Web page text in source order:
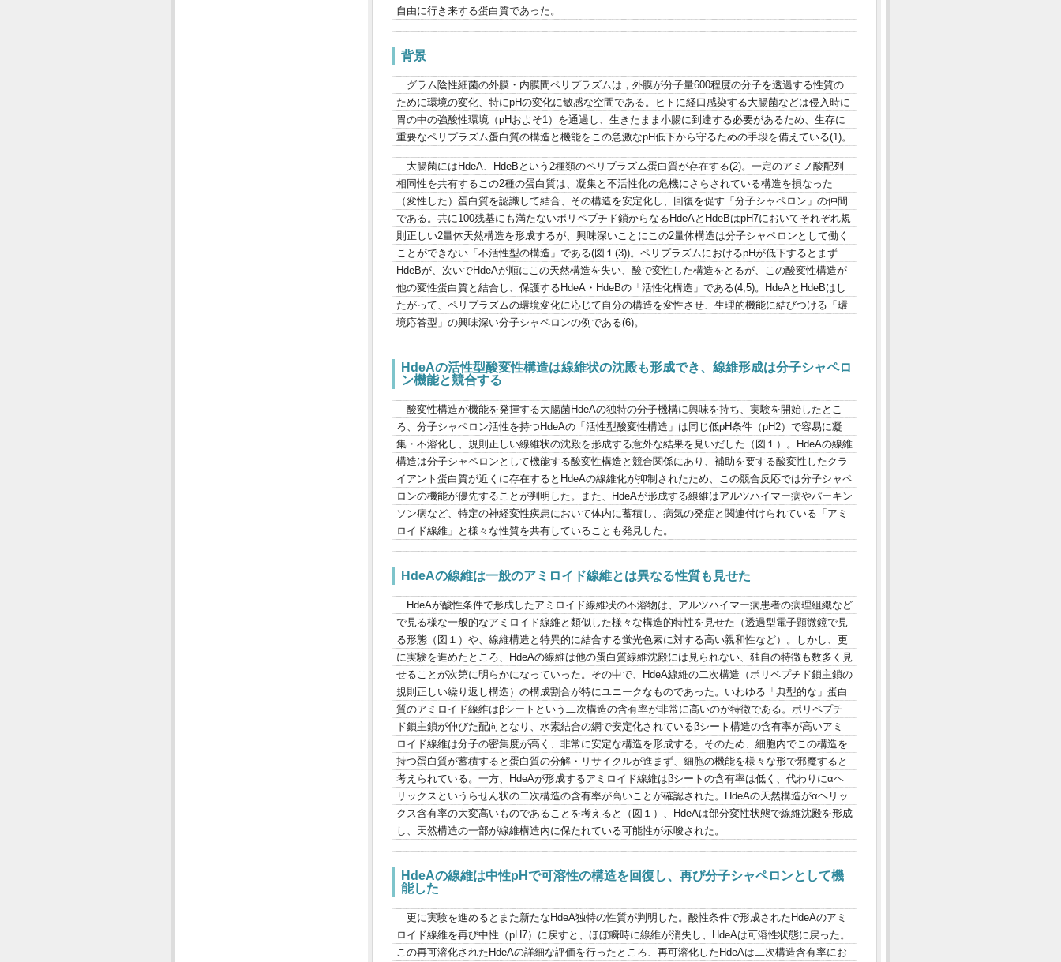
自由に行き来する蛋白質であった。
背景
グラム陰性細菌の外膜・内膜間ペリプラズムは，外膜が分子量600程度の分子を透過する性質の
ために環境の変化、特にpHの変化に敏感な空間である。ヒトに経口感染する大腸菌などは侵入時に
胃の中の強酸性環境（pHおよそ1）を通過し、生きたまま小腸に到達する必要があるため、生存に
重要なペリプラズム蛋白質の構造と機能をこの急激なpH低下から守るための手段を備えている(1)。
大腸菌にはHdeA、HdeBという2種類のペリプラズム蛋白質が存在する(2)。一定のアミノ酸配列
相同性を共有するこの2種の蛋白質は、凝集と不活性化の危機にさらされている構造を損なった
（変性した）蛋白質を認識して結合、その構造を安定化し、回復を促す「分子シャペロン」の仲間
である。共に100残基にも満たないポリペプチド鎖からなるHdeAとHdeBはpH7においてそれぞれ規
則正しい2量体天然構造を形成するが、興味深いことにこの2量体構造は分子シャペロンとして働く
ことができない「不活性型の構造」である(図１(3))。ペリプラズムにおけるpHが低下するとまず
HdeBが、次いでHdeAが順にこの天然構造を失い、酸で変性した構造をとるが、この酸変性構造が
他の変性蛋白質と結合し、保護するHdeA・HdeBの「活性化構造」である(4,5)。HdeAとHdeBはし
たがって、ペリプラズムの環境変化に応じて自分の構造を変性させ、生理的機能に結びつける「環
境応答型」の興味深い分子シャペロンの例である(6)。
HdeAの活性型酸変性構造は線維状の沈殿も形成でき、線維形成は分子シャペロ
ン機能と競合する
酸変性構造が機能を発揮する大腸菌HdeAの独特の分子機構に興味を持ち、実験を開始したとこ
ろ、分子シャペロン活性を持つHdeAの「活性型酸変性構造」は同じ低pH条件（pH2）で容易に凝
集・不溶化し、規則正しい線維状の沈殿を形成する意外な結果を見いだした（図１）。HdeAの線維
構造は分子シャペロンとして機能する酸変性構造と競合関係にあり、補助を要する酸変性したクラ
イアント蛋白質が近くに存在するとHdeAの線維化が抑制されたため、この競合反応では分子シャペ
ロンの機能が優先することが判明した。また、HdeAが形成する線維はアルツハイマー病やパーキン
ソン病など、特定の神経変性疾患において体内に蓄積し、病気の発症と関連付けられている「アミ
ロイド線維」と様々な性質を共有していることも発見した。
HdeAの線維は一般のアミロイド線維とは異なる性質も見せた
HdeAが酸性条件で形成したアミロイド線維状の不溶物は、アルツハイマー病患者の病理組織など
で見る様な一般的なアミロイド線維と類似した様々な構造的特性を見せた（透過型電子顕微鏡で見
る形態（図１）や、線維構造と特異的に結合する蛍光色素に対する高い親和性など）。しかし、更
に実験を進めたところ、HdeAの線維は他の蛋白質線維沈殿には見られない、独自の特徴も数多く見
せることが次第に明らかになっていった。その中で、HdeA線維の二次構造（ポリペプチド鎖主鎖の
規則正しい繰り返し構造）の構成割合が特にユニークなものであった。いわゆる「典型的な」蛋白
質のアミロイド線維はβシートという二次構造の含有率が非常に高いのが特徴である。ポリペプチ
ド鎖主鎖が伸びた配向となり、水素結合の網で安定化されているβシート構造の含有率が高いアミ
ロイド線維は分子の密集度が高く、非常に安定な構造を形成する。そのため、細胞内でこの構造を
持つ蛋白質が蓄積すると蛋白質の分解・リサイクルが進まず、細胞の機能を様々な形で邪魔すると
考えられている。一方、HdeAが形成するアミロイド線維はβシートの含有率は低く、代わりにαヘ
リックスというらせん状の二次構造の含有率が高いことが確認された。HdeAの天然構造がαヘリッ
クス含有率の大変高いものであることを考えると（図１）、HdeAは部分変性状態で線維沈殿を形成
し、天然構造の一部が線維構造内に保たれている可能性が示唆された。
HdeAの線維は中性pHで可溶性の構造を回復し、再び分子シャペロンとして機
能した
更に実験を進めるとまた新たなHdeA独特の性質が判明した。酸性条件で形成されたHdeAのアミ
ロイド線維を再び中性（pH7）に戻すと、ほぼ瞬時に線維が消失し、HdeAは可溶性状態に戻った。
この再可溶化されたHdeAの詳細な評価を行ったところ、再可溶化したHdeAは二次構造含有率にお